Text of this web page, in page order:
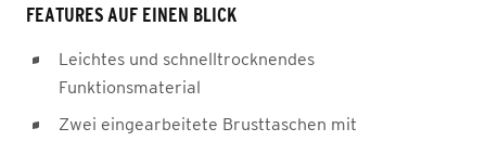
FEATURES AUF EINEN BLICK
Leichtes und schnelltrocknendes
Funktionsmaterial
Zwei eingearbeitete Brusttaschen mit